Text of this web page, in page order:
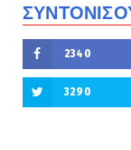
2340
3290